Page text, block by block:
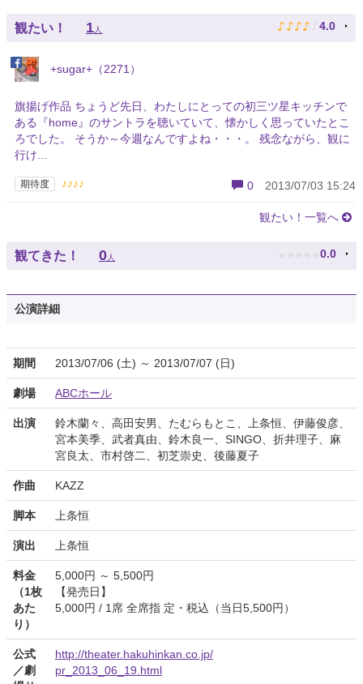
観たい！ 1人 ♪ ♪ ♪ ♪ ♪ 4.0
+sugar+（2271）
旗揚げ作品 ちょうど先日、わたしにとっての初三ツ星キッチンで
ある『home』のサントラを聴いていて、懐かしく思っていたとこ
ろでした。 そうか～今週なんですよね・・・。 残念ながら、観に
行け...
期待度 ♪♪♪♪ 0 2013/07/03 15:24
観たい！一覧へ
観てきた！ 0 人 ★ ★ ★ ★ ★ 0.0
公演詳細
期間 2013/07/06 (土) ～ 2013/07/07 (日)
劇場 ABCホール
出演
鈴木蘭々、高田安男、たむらもとこ、上条恒、伊藤俊彦、
宮本美季、武者真由、鈴木良一、SINGO、折井理子、麻
宮良太、市村啓二、初芝崇史、後藤夏子
作曲 KAZZ
脚本 上条恒
演出 上条恒
料金
（1枚
あた
り）
5,000円 ～ 5,500円
【発売日】
5,000円 / 1席 全席指 定・税込（当日5,500円）
公式
／劇
http://theater.hakuhinkan.co.jp/
pr_2013_06_19.html